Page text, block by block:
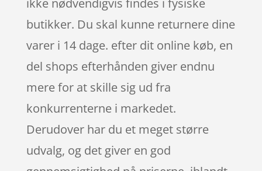
ikke nødvendigvis findes i fysiske
butikker. Du skal kunne returnere dine
varer i 14 dage. efter dit online køb, en
del shops efterhånden giver endnu
mere for at skille sig ud fra
konkurrenterne i markedet.
Derudover har du et meget større
udvalg, og det giver en god